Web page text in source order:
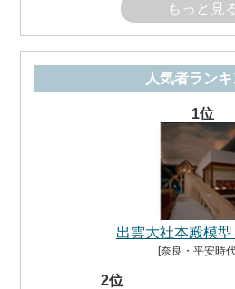
もっと見
人気者ラン
1位
出雲大社本殿模型
[奈良・平安時代
2位